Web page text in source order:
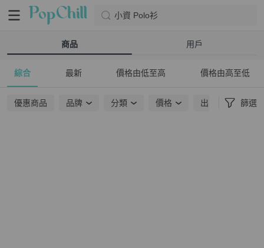
小資 Polo衫
商品 用戶
綜合 最新 價格由低至高 價格由高至低
優惠商品 品牌 分類 價格 出貨地點 篩選